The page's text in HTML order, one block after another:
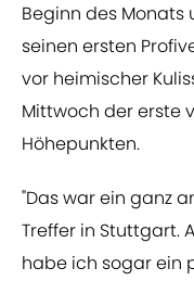
Beginn des
seinen ersten
vor heimischer
Mittwoch der erste
Höhepunkten.
"Das war ein ganz
Treffer in Stuttgart.
habe ich sogar ein